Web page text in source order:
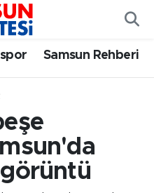
Samsun Rehberi
Haritası